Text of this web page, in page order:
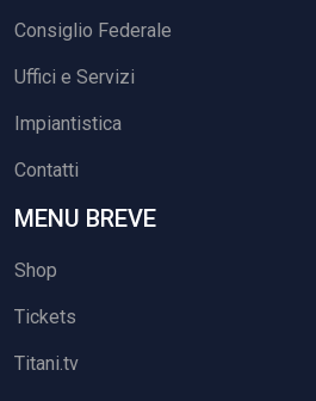
Consiglio Federale
Uffici e Servizi
Impiantistica
Contatti
MENU BREVE
Shop
Tickets
Titani.tv